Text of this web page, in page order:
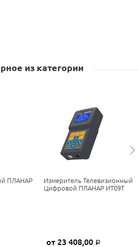
из категории
ПЛАНАР
Измеритель Телевизионный
Цифровой ПЛАНАР ИТ09Т
от 23 408,00 Р